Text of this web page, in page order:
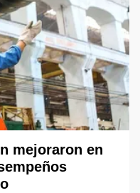
mejoraron en